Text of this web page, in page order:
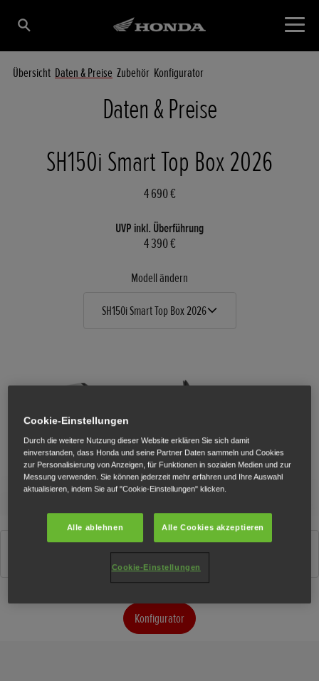
Übersicht Daten & Preise Zubehör Konfigurator
Daten & Preise
SH150i Smart Top Box 2026
4 690 €
UVP inkl. Überführung
4 390 €
Modell ändern
SH150i Smart Top Box 2026
Pearl Cool White
Konfigurator
Cookie-Einstellungen
Durch die weitere Nutzung dieser Website erklären Sie sich damit
einverstanden, dass Honda und seine Partner Daten sammeln und Cookies
zur Personalisierung von Anzeigen, für Funktionen in sozialen Medien und zur
Messung verwenden. Sie können jederzeit mehr erfahren und Ihre Auswahl
aktualisieren, indem Sie auf "Cookie-Einstellungen" klicken.
Alle ablehnen Alle Cookies akzeptieren
Cookie-Einstellungen